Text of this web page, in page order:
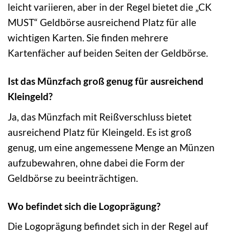
leicht variieren, aber in der Regel bietet die „CK
MUST“ Geldbörse ausreichend Platz für alle
wichtigen Karten. Sie finden mehrere
Kartenfächer auf beiden Seiten der Geldbörse.
Ist das Münzfach groß genug für ausreichend
Kleingeld?
Ja, das Münzfach mit Reißverschluss bietet
ausreichend Platz für Kleingeld. Es ist groß
genug, um eine angemessene Menge an Münzen
aufzubewahren, ohne dabei die Form der
Geldbörse zu beeinträchtigen.
Wo befindet sich die Logoprägung?
Die Logoprägung befindet sich in der Regel auf